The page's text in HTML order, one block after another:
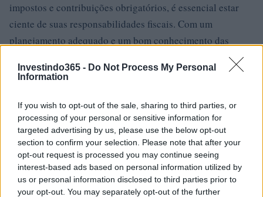
Investindo365 - Do Not Process My Personal
Information
If you wish to opt-out of the sale, sharing to third parties, or
processing of your personal or sensitive information for
targeted advertising by us, please use the below opt-out
section to confirm your selection. Please note that after your
opt-out request is processed you may continue seeing
interest-based ads based on personal information utilized by
us or personal information disclosed to third parties prior to
your opt-out. You may separately opt-out of the further
impostos e contribuições obrigatórios, é essencial estar
ciente de suas responsabilidades fiscais. Com um
planejamento adequado e um bom conhecimento das
regulamentações, você pode abordar o pagamento de
impostos de forma mais consciente e calma, contribuindo
país.
AUTOR
Giorgia Stromeo